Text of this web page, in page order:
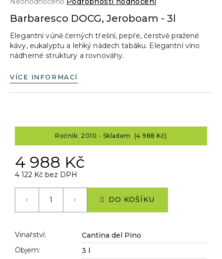
produktu
0,0
z
5
Barbaresco DOCG, Jeroboam - 3l
Elegantní vůně černých třešní, pepře, čerstvě pražené
kávy, eukalyptu a lehký nádech tabáku. Elegantní víno
nádherné struktury a rovnováhy.
VÍCE INFORMACÍ
Ročník: 2010 - Skladem (4 988 Kč)
4 988 Kč
4 122 Kč bez DPH
DO KOŠÍKU
Vinařství:
Cantina del Pino
Objem:
3 l
a
j
í
t
D
o
u
u